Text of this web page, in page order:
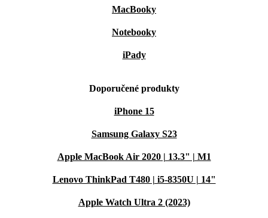
MacBooky
Notebooky
iPady
Doporučené produkty
iPhone 15
Samsung Galaxy S23
Apple MacBook Air 2020 | 13.3" | M1
Lenovo ThinkPad T480 | i5-8350U | 14"
Apple Watch Ultra 2 (2023)